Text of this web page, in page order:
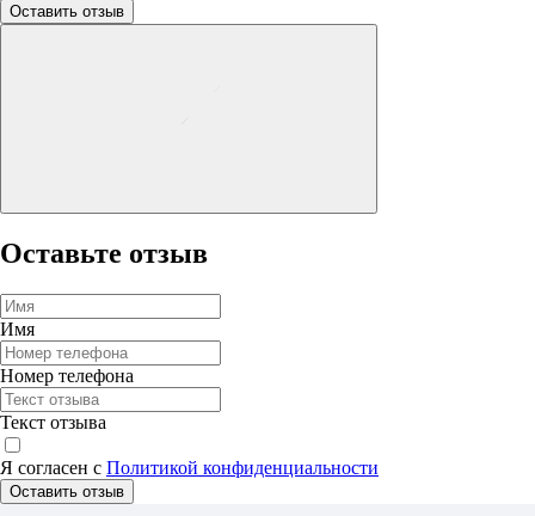
Оставить отзыв
Оставьте отзыв
Имя
Номер телефона
Текст отзыва
Я согласен с Политикой конфиденциальности
Оставить отзыв